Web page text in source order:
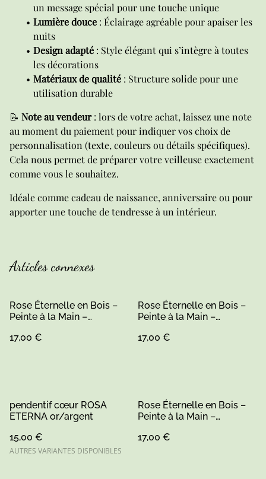
un message spécial pour une touche unique
Lumière douce : Éclairage agréable pour apaiser les
nuits
Design adapté : Style élégant qui s’intègre à toutes
les décorations
Matériaux de qualité : Structure solide pour une
utilisation durable
📝 Note au vendeur: lors de votre achat, laissez une note
au moment du paiement pour indiquer vos choix de
personnalisation (texte, couleurs ou détails spécifiques).
Cela nous permet de préparer votre veilleuse exactement
comme vous le souhaitez.
Idéale comme cadeau de naissance, anniversaire ou pour
apporter une touche de tendresse à un intérieur.
Articles connexes
Rose Éternelle en Bois –
Peinte à la Main –
17,00 €
Rose Éternelle en Bois –
Peinte à la Main –
17,00 €
pendentif cœur ROSA
ETERNA or/argent
15,00 €
AUTRES VARIANTES DISPONIBLES
Rose Éternelle en Bois –
Peinte à la Main –
17,00 €